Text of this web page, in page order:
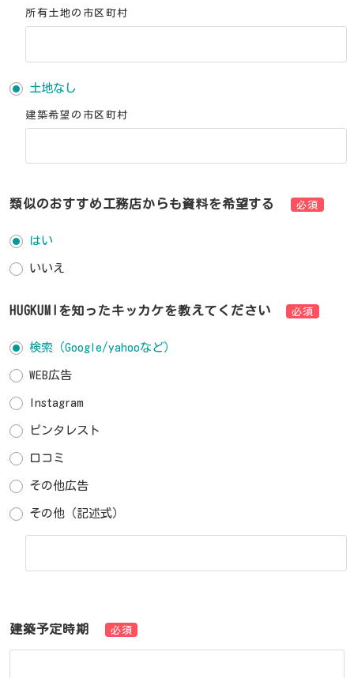
所有土地の市区町村
土地なし
建築希望の市区町村
類似のおすすめ工務店からも資料を希望する 必須
はい
いいえ
HUGKUMIを知ったキッカケを教えてください 必須
検索（Google/yahooなど）
WEB広告
Instagram
ピンタレスト
口コミ
その他広告
その他（記述式）
建築予定時期 必須